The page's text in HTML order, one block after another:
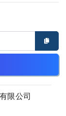
限公司